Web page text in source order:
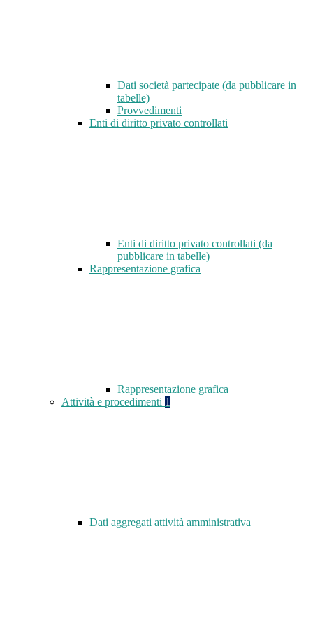
Dati società partecipate (da pubblicare in
tabelle)
Provvedimenti
Enti di diritto privato controllati
Enti di diritto privato controllati (da
pubblicare in tabelle)
Rappresentazione grafica
Rappresentazione grafica
Attività e procedimenti 1
Dati aggregati attività amministrativa